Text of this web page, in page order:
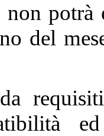
potrà
del